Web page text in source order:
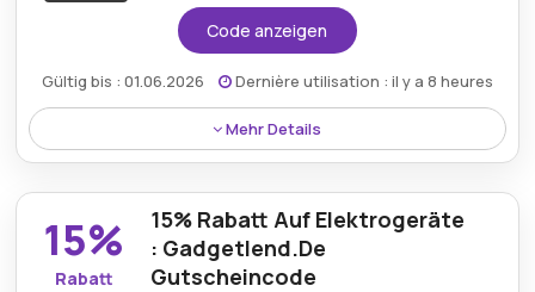
Code anzeigen
Gültig bis : 01.06.2026 Dernière utilisation : il y a 8 heures
Mehr Details
Ein bemerkenswerter Rabatt von 20% ist über einen
Gadgetlend.de-Gutscheincode erhältlich und bietet
hervorragende Einsparungen bei vielen begehrten
Produkten.
15%
Rabatt
15% Rabatt Auf Elektrogeräte
: Gadgetlend.De
Gutscheincode